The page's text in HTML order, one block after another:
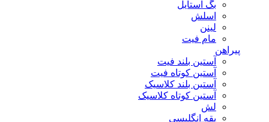
بگ استایل
اسلش
لینن
مام فیت
پیراهن
آستین بلند فیت
آستین کوتاه فیت
آستین بلند کلاسیک
آستین کوتاه کلاسیک
لش
یقه انگلیسی